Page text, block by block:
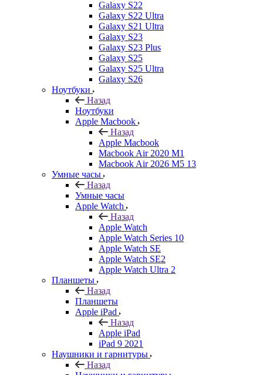
Galaxy S22
Galaxy S22 Ultra
Galaxy S21 Ultra
Galaxy S23
Galaxy S23 Plus
Galaxy S25
Galaxy S25 Ultra
Galaxy S26
Ноутбуки
Назад
Ноутбуки
Apple Macbook
Назад
Apple Macbook
Macbook Air 2020 M1
Macbook Air 2026 M5 13
Умные часы
Назад
Умные часы
Apple Watch
Назад
Apple Watch
Apple Watch Series 10
Apple Watch SE
Apple Watch SE2
Apple Watch Ultra 2
Планшеты
Назад
Планшеты
Apple iPad
Назад
Apple iPad
iPad 9 2021
Наушники и гарнитуры
Назад